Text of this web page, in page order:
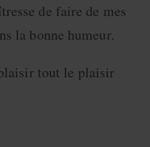
de faire de mes
la bonne humeur.
tout le plaisir